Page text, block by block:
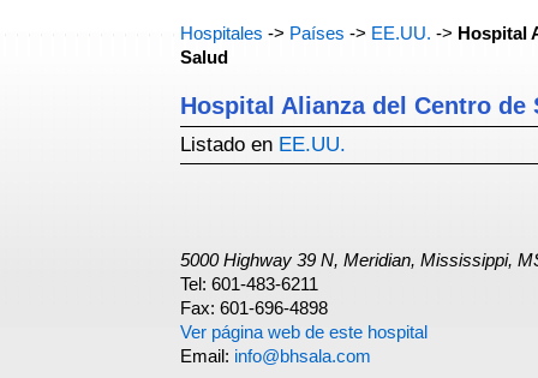
Hospitales -> Países -> EE.UU. -> Hospital
Salud
Hospital Alianza del Centro de
Listado en EE.UU.
5000 Highway 39 N, Meridian, Mississippi,
Tel: 601-483-6211
Fax: 601-696-4898
Ver página web de este hospital
Email: info@bhsala.com